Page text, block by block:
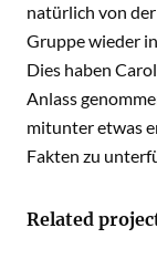
natürlich von der
Gruppe wieder
Dies haben
Anlass
mitunter etwas
Fakten zu
Related